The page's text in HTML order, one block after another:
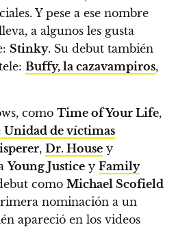
Y pese a ese nombre
a algunos les gusta
Stinky. Su debut también
Buffy, la cazavampiros,
como Time of Your Life,
Unidad de víctimas
, Dr. House y
Young Justice y Family
como Michael Scofield
nominación a un
apareció en los videos